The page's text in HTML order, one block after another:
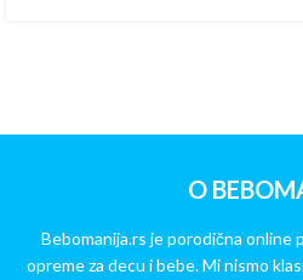
O
Bebomanija.rs je porodična online
opreme za decu i bebe. Mi nismo